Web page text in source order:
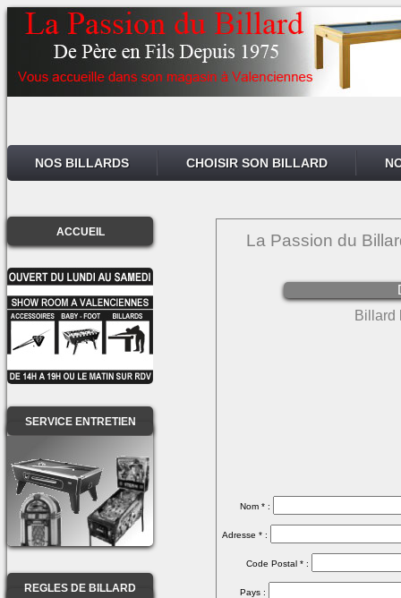
NOS BILLARDS CHOISIR SON BILLARD
ACCUEIL
SERVICE ENTRETIEN
REGLES DE BILLARD
La Passion du
Billard
Nom * :
Adresse * :
Code Postal * :
Pays :